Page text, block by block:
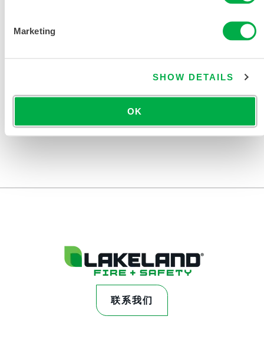
Marketing
SHOW DETAILS
OK
限次性与化学防护服产品目录
联系我们